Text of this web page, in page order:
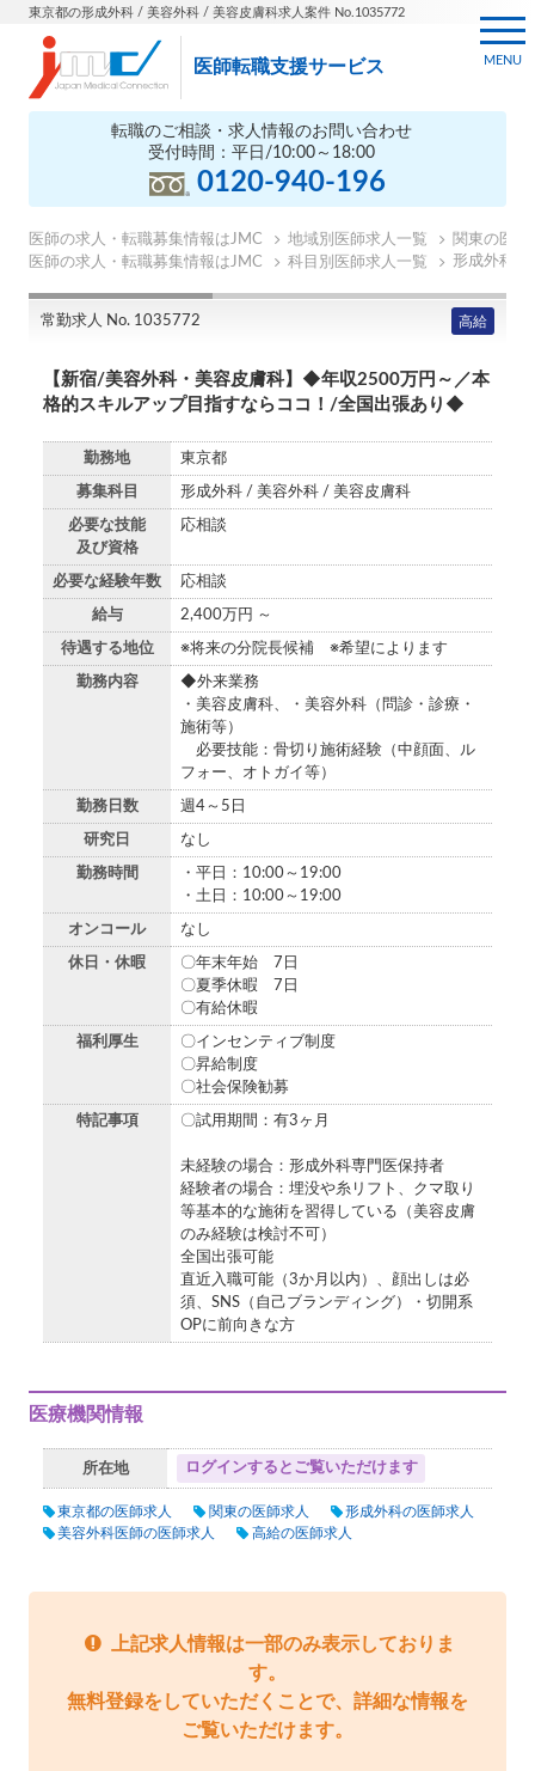
東京都の形成外科 / 美容外科 / 美容皮膚科求人案件 No.1035772
医師転職支援サービス
転職のご相談・求人情報のお問い合わせ
受付時間：平日/10:00～18:00
0120-940-196
MENU
医師の求人・転職募集情報はJMC 地域別医師求人一覧
関東の医師
医師の求人・転職募集情報はJMC
科目別医師求人一覧 形成外科の
常勤求人 No. 1035772 高給
【新宿/美容外科・美容皮膚科】◆年収2500万円～／本
格的スキルアップ目指すならココ！/全国出張あり◆
勤務地 東京都
募集科目 形成外科 / 美容外科 / 美容皮膚科
必要な技能
及び資格
応相談
必要な経験年数 応相談
給与 2,400万円 ～
待遇する地位 ※将来の分院長候補 ※希望によります
勤務内容
◆外来業務
・美容皮膚科、・美容外科（問診・診療・
施術等）
必要技能：骨切り施術経験（中顔面、ル
フォー、オトガイ等）
勤務日数 週4～5日
研究日 なし
勤務時間
・平日：10:00～19:00
・土日：10:00～19:00
オンコール なし
休日・休暇
〇年末年始 7日
〇夏季休暇 7日
〇有給休暇
福利厚生
〇インセンティブ制度
〇昇給制度
〇社会保険勧募
特記事項 〇試用期間：有3ヶ月
未経験の場合：形成外科専門医保持者
経験者の場合：埋没や糸リフト、クマ取り
等基本的な施術を習得している（美容皮膚
のみ経験は検討不可）
全国出張可能
直近入職可能（3か月以内）、顔出しは必
須、SNS（自己ブランディング）・切開系
OPに前向きな方
医療機関情報
所在地 ログインするとご覧いただけます
東京都の医師求人 関東の医師求人
形成外科の医師求人
美容外科医師の医師求人
高給の医師求人
上記求人情報は一部のみ表示しておりま
す。
無料登録をしていただくことで、詳細な情報を
ご覧いただけます。